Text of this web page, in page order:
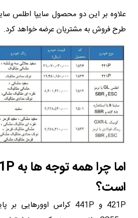
علاوه بر این دو محصول سایپا اطلس
طرح فروش به مشتریان عرضه خواهد کرد.
است؟